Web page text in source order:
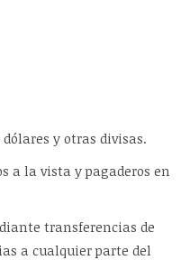
y otras divisas.
a la vista y pagaderos en
transferencias de
a cualquier parte del